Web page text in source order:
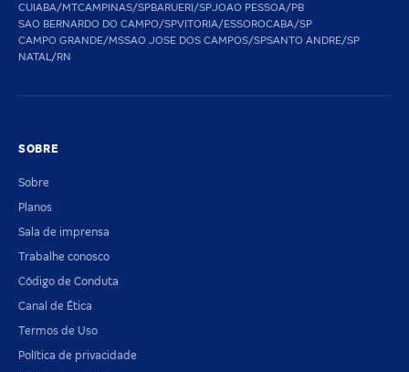
CUIABA/MTCAMPINAS/SPBARUERI/SPJOAO PESSOA/PB
SAO BERNARDO DO CAMPO/SPVITORIA/ESSOROCABA/SP
CAMPO GRANDE/MSSAO JOSE DOS CAMPOS/SPSANTO ANDRE/SP
NATAL/RN
SOBRE
Sobre
Planos
Sala de imprensa
Trabalhe conosco
Código de Conduta
Canal de Ética
Termos de Uso
Política de privacidade